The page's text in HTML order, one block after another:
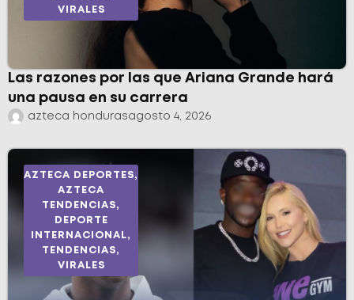
VIRALES
Las razones por las que Ariana Grande hará
una pausa en su carrera
azteca hondurasagosto 4, 2026
AZTECA DEPORTES,
AZTECA
TENDENCIAS,
DEPORTE
INTERNACIONAL,
TENDENCIAS,
VIRALES